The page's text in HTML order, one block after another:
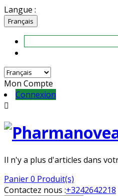
Langue :
Français
Mon Compte
Connexion

Il n'y a plus d'articles dans
Panier0 Produit(s)
Contactez nous :+3242642218